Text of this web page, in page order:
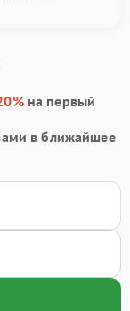
на первый
в ближайшее